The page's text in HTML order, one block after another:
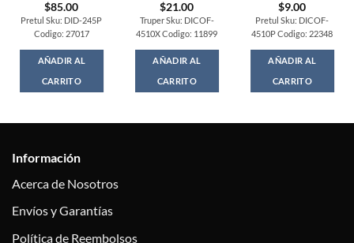
$85.00
Pretul Sku: DID-245P
Codigo: 27017
AÑADIR AL
CARRITO
$21.00
Truper Sku: DICOF-
4510X Codigo: 11899
AÑADIR AL
CARRITO
$9.00
Pretul Sku: DICOF-
4510P Codigo: 22348
AÑADIR AL
CARRITO
Información
Acerca de Nosotros
Envíos y Garantías
Política de Reembolsos